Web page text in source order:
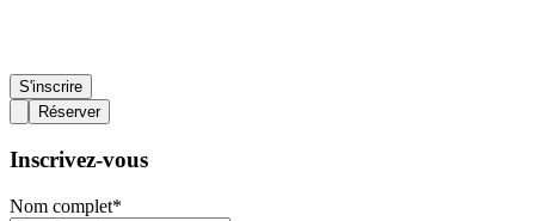
S'inscrire
Réserver
Inscrivez-vous
Nom complet*